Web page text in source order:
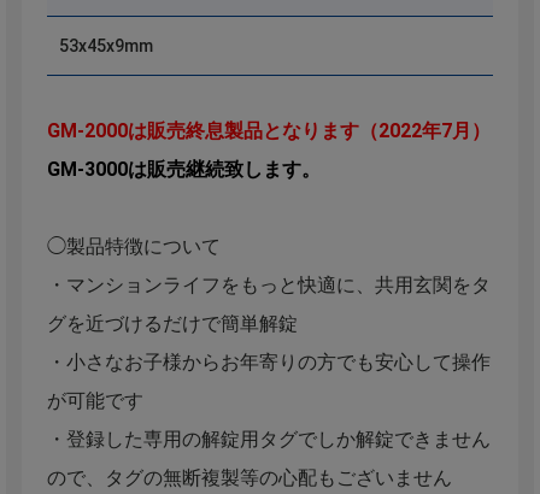
53x45x9mm
GM-2000は販売終息製品となります（2022年7月）
GM-3000は販売継続致します。
◯製品特徴について
・マンションライフをもっと快適に、共用玄関をタ
グを近づけるだけで簡単解錠
・小さなお子様からお年寄りの方でも安心して操作
が可能です
・登録した専用の解錠用タグでしか解錠できません
ので、タグの無断複製等の心配もございません